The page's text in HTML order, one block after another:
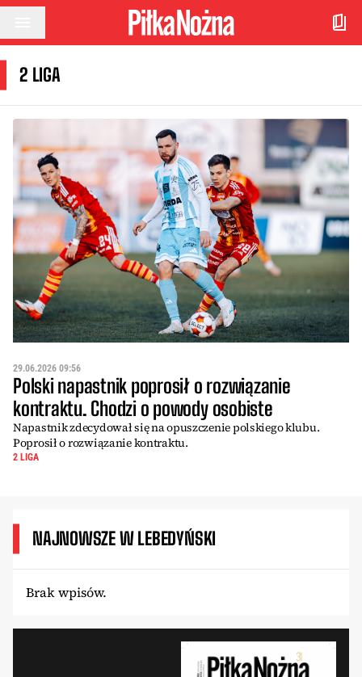
Przejdź do treści
2 LIGA
29.06.2026 09:56
Polski napastnik poprosił o rozwiązanie
kontraktu. Chodzi o powody osobiste
Napastnik zdecydował się na opuszczenie polskiego klubu.
Poprosił o rozwiązanie kontraktu.
2 LIGA
NAJNOWSZE W LEBEDYŃSKI
Brak wpisów.